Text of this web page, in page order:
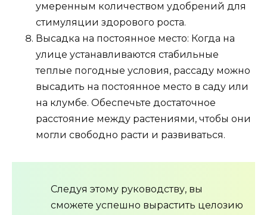
умеренным количеством удобрений для
стимуляции здорового роста.
Высадка на постоянное место: Когда на
улице устанавливаются стабильные
теплые погодные условия, рассаду можно
высадить на постоянное место в саду или
на клумбе. Обеспечьте достаточное
расстояние между растениями, чтобы они
могли свободно расти и развиваться.
Следуя этому руководству, вы
сможете успешно вырастить целозию